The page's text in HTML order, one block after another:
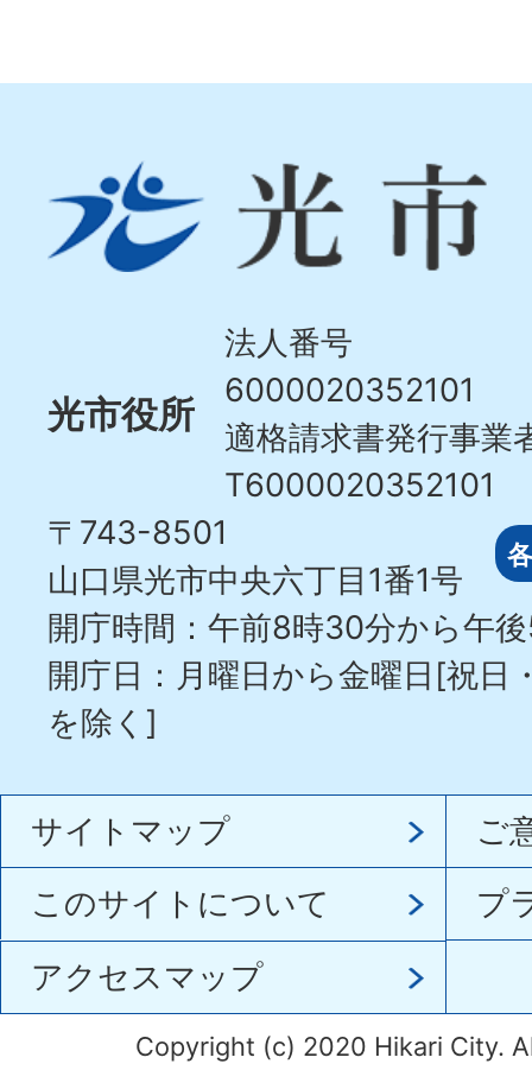
市
Hikari
光市役所
法人番号
6000020352101
適格請求書発行事業
T6000020352101
〒743-8501
山口県光市中央六丁目1番1号
開庁時間：午前8時30分から午
開庁日：月曜日から金曜日[祝日
を除く]
サイトマップ
ご
このサイトについて
プ
アクセスマップ
Copyright (c) 2020 Hikari City.